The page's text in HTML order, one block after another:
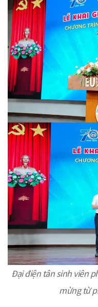
Đại điện tân sinh viên
mừng từ